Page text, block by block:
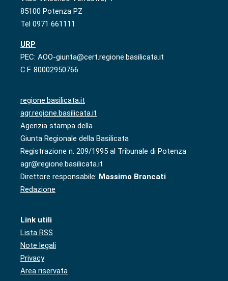
85100 Potenza PZ
Tel 0971 661111
URP
PEC: AOO-giunta@cert.regione.basilicata.it
C.F. 80002950766
regione.basilicata.it
agr.regione.basilicata.it
Agenzia stampa della
Giunta Regionale della Basilicata
Registrazione n. 209/1995 al Tribunale di Potenza
agr@regione.basilicata.it
Direttore responsabile: Massimo Brancati
Redazione
Link utili
Lista RSS
Note legali
Privacy
Area riservata